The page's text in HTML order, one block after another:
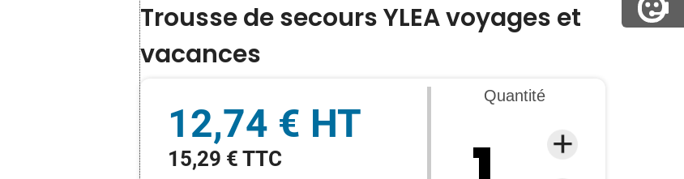
Trousse de secours YLEA voyages et
vacances
12,74 € HT
15,29 € TTC
Quantité